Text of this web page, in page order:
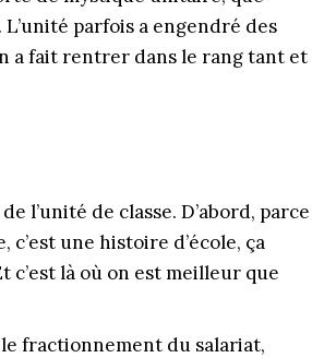
parfois a engendré des
a fait rentrer dans le rang tant et
l’unité de classe. D’abord, parce
une histoire d’école, ça
là où on est meilleur que
le fractionnement du salariat,